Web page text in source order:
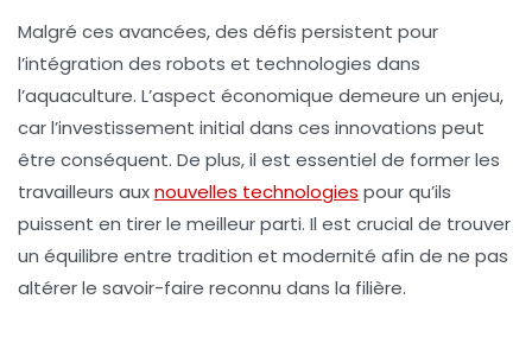
Malgré ces avancées, des défis persistent pour
l’intégration des robots et technologies dans
l’aquaculture. L’aspect économique demeure un enjeu,
car l’investissement initial dans ces innovations peut
être conséquent. De plus, il est essentiel de former les
travailleurs auxnouvelles technologies pour qu’ils
puissent en tirer le meilleur parti. Il est crucial de trouver
un équilibre entre tradition et modernité afin de ne pas
altérer le savoir-faire reconnu dans la filière.